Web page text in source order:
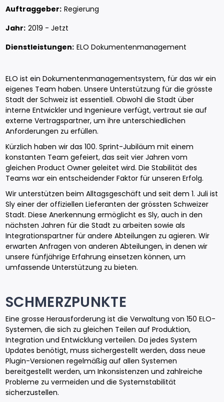
Auftraggeber: Regierung
Jahr: 2019 - Jetzt
Dienstleistungen: ELO Dokumentenmanagement
ELO ist ein Dokumentenmanagementsystem, für das wir ein
eigenes Team haben. Unsere Unterstützung für die grösste
Stadt der Schweiz ist essentiell. Obwohl die Stadt über
interne Entwickler und Ingenieure verfügt, vertraut sie auf
externe Vertragspartner, um ihre unterschiedlichen
Anforderungen zu erfüllen.
Kürzlich haben wir das 100. Sprint-Jubiläum mit einem
konstanten Team gefeiert, das seit vier Jahren vom
gleichen Product Owner geleitet wird. Die Stabilität des
Teams war ein entscheidender Faktor für unseren Erfolg.
Wir unterstützen beim Alltagsgeschäft und seit dem 1. Juli ist
Sly einer der offiziellen Lieferanten der grössten Schweizer
Stadt. Diese Anerkennung ermöglicht es Sly, auch in den
nächsten Jahren für die Stadt zu arbeiten sowie als
Integrationspartner für andere Abteilungen zu agieren. Wir
erwarten Anfragen von anderen Abteilungen, in denen wir
unsere fünfjährige Erfahrung einsetzen können, um
umfassende Unterstützung zu bieten.
SCHMERZPUNKTE
Eine grosse Herausforderung ist die Verwaltung von 150 ELO-
Systemen, die sich zu gleichen Teilen auf Produktion,
Integration und Entwicklung verteilen. Da jedes System
Updates benötigt, muss sichergestellt werden, dass neue
Plugin-Versionen regelmäßig auf allen Systemen
bereitgestellt werden, um Inkonsistenzen und zahlreiche
Probleme zu vermeiden und die Systemstabilität
sicherzustellen.